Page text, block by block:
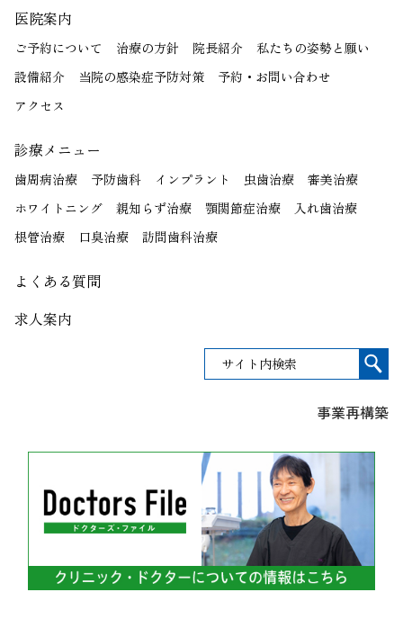
医院案内
ご予約について 治療の方針 院長紹介
私たちの姿勢と願い
設備紹介
当院の感染症予防対策
予約・お問い合わせ
アクセス
診療メニュー
歯周病治療 予防歯科 インプラント 虫歯治療
審美治療
ホワイトニング
親知らず治療 顎関節症治療
入れ歯治療
根管治療
口臭治療 訪問歯科治療
よくある質問
求人案内
事業再構築